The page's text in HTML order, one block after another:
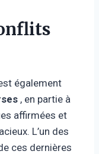
également
, en partie à
affirmées et
L’un des
ces dernières